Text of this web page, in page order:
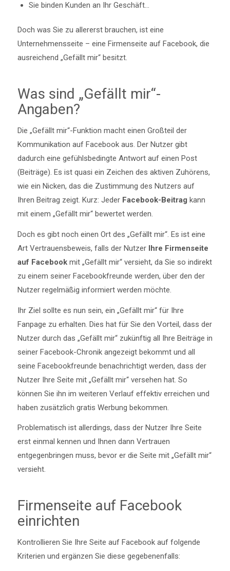
Sie binden Kunden an Ihr Geschäft…
Doch was Sie zu allererst brauchen, ist eine
Unternehmensseite – eine Firmenseite auf Facebook, die
ausreichend „Gefällt mir“ besitzt.
Was sind „Gefällt mir“-
Angaben?
Die „Gefällt mir“-Funktion macht einen Großteil der
Kommunikation auf Facebook aus. Der Nutzer gibt
dadurch eine gefühlsbedingte Antwort auf einen Post
(Beiträge). Es ist quasi ein Zeichen des aktiven Zuhörens,
wie ein Nicken, das die Zustimmung des Nutzers auf
Ihren Beitrag zeigt. Kurz: Jeder Facebook-Beitrag kann
mit einem „Gefällt mir“ bewertet werden.
Doch es gibt noch einen Ort des „Gefällt mir“. Es ist eine
Art Vertrauensbeweis, falls der Nutzer Ihre Firmenseite
auf Facebookmit „Gefällt mir“ versieht, da Sie so indirekt
zu einem seiner Facebookfreunde werden, über den der
Nutzer regelmäßig informiert werden möchte.
Ihr Ziel sollte es nun sein, ein „Gefällt mir“ für Ihre
Fanpage zu erhalten. Dies hat für Sie den Vorteil, dass der
Nutzer durch das „Gefällt mir“ zukünftig all Ihre Beiträge in
seiner Facebook-Chronik angezeigt bekommt und all
seine Facebookfreunde benachrichtigt werden, dass der
Nutzer Ihre Seite mit „Gefällt mir“ versehen hat. So
können Sie ihn im weiteren Verlauf effektiv erreichen und
haben zusätzlich gratis Werbung bekommen.
Problematisch ist allerdings, dass der Nutzer Ihre Seite
erst einmal kennen und Ihnen dann Vertrauen
entgegenbringen muss, bevor er die Seite mit „Gefällt mir“
versieht.
Firmenseite auf Facebook
einrichten
Kontrollieren Sie Ihre Seite auf Facebook auf folgende
Kriterien und ergänzen Sie diese gegebenenfalls: